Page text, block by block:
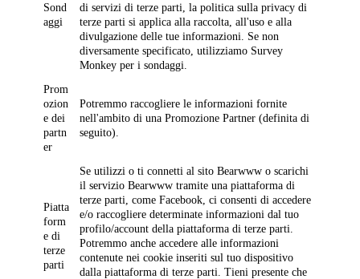
Sond
aggi
di servizi di terze parti, la politica sulla privacy di
terze parti si applica alla raccolta, all'uso e alla
divulgazione delle tue informazioni. Se non
diversamente specificato, utilizziamo Survey
Monkey per i sondaggi.
Prom
ozion
e dei
partn
er
Potremmo raccogliere le informazioni fornite
nell'ambito di una Promozione Partner (definita di
seguito).
Piatta
form
e di
terze
parti
Se utilizzi o ti connetti al sito Bearwww o scarichi
il servizio Bearwww tramite una piattaforma di
terze parti, come Facebook, ci consenti di accedere
e/o raccogliere determinate informazioni dal tuo
profilo/account della piattaforma di terze parti.
Potremmo anche accedere alle informazioni
contenute nei cookie inseriti sul tuo dispositivo
dalla piattaforma di terze parti. Tieni presente che